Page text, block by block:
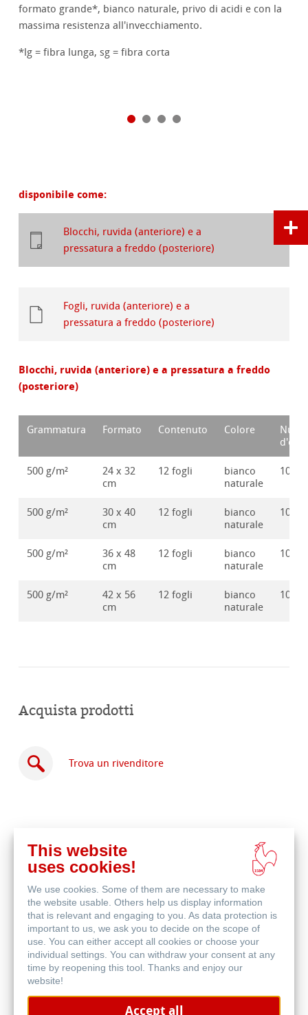
formato grande*, bianco naturale, privo di acidi e con la
massima resistenza all'invecchiamento.
*lg = fibra lunga, sg = fibra corta
disponibile come:
Blocchi, ruvida (anteriore) e a
pressatura a freddo (posteriore)
Fogli, ruvida (anteriore) e a
pressatura a freddo (posteriore)
Blocchi, ruvida (anteriore) e a pressatura a freddo
(posteriore)
Grammatura Formato Contenuto Colore
500 g/m²
24 x 32
cm
12 fogli
bianco
naturale
500 g/m²
30 x 40
cm
12 fogli
bianco
naturale
500 g/m²
36 x 48
cm
12 fogli
bianco
naturale
500 g/m²
42 x 56
cm
12 fogli
bianco
naturale
Acquista prodotti
Trova un rivenditore
Acquista
online
This website
uses cookies!
We use cookies. Some of them are necessary to make
the website usable. Others help us display information
that is relevant and engaging to you. As data protection is
important to us, we ask you to decide on the scope of
use. You can either accept all cookies or choose your
individual settings. You can withdraw your consent at any
time by reopening this tool. Thanks and enjoy our
website!
Accept all